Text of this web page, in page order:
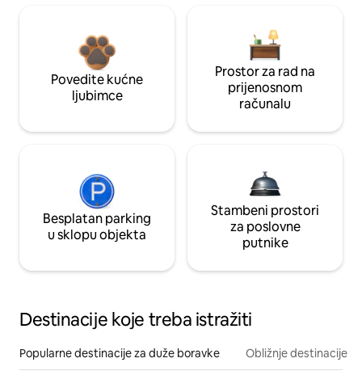
Povedite kućne
ljubimce
Prostor za rad na
prijenosnom
računalu
Besplatan parking
u sklopu objekta
Stambeni prostori
za poslovne
putnike
Destinacije koje treba istražiti
Popularne destinacije za duže boravke Obližnje destinacije